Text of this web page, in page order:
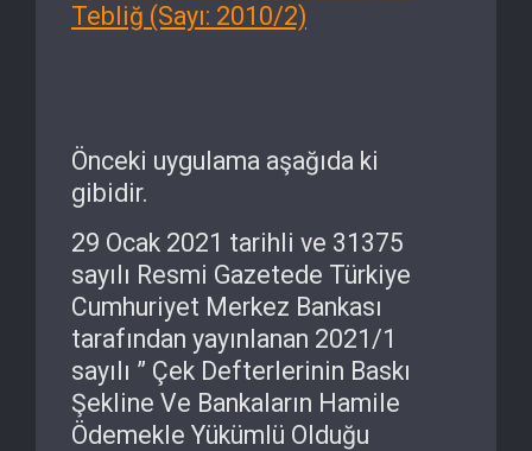
Tebliğ (Sayı: 2010/2)
Önceki uygulama aşağıda ki
gibidir.
29 Ocak 2021 tarihli ve 31375
sayılı Resmi Gazetede Türkiye
Cumhuriyet Merkez Bankası
tarafından yayınlanan 2021/1
sayılı ” Çek Defterlerinin Baskı
Şekline Ve Bankaların Hamile
Ödemekle Yükümlü Olduğu